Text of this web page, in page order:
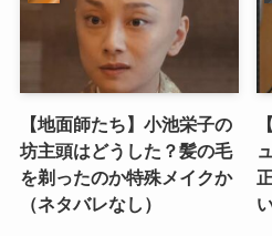
【地面師たち】小池栄子の
坊主頭はどうした？髪の毛
を剃ったのか特殊メイクか
（ネタバレなし）